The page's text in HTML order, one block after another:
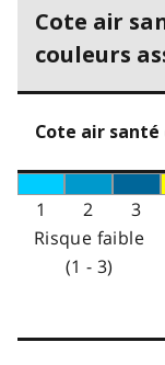
Cote air
couleurs
Cote air
1 2 3
Risque faible
(1 - 3)